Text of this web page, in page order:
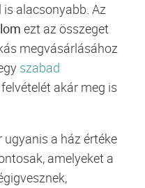
is alacsonyabb. Az
ezt az összeget
megvásárlásához
szabad
akár meg is
ugyanis a ház értéke
amelyeket a